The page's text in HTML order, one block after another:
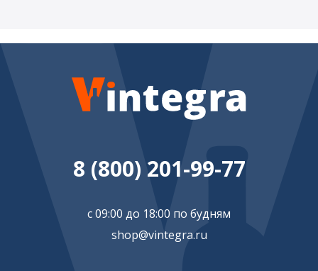
8 (800) 201-99-77
с 09:00 до 18:00 по будням
shop@vintegra.ru